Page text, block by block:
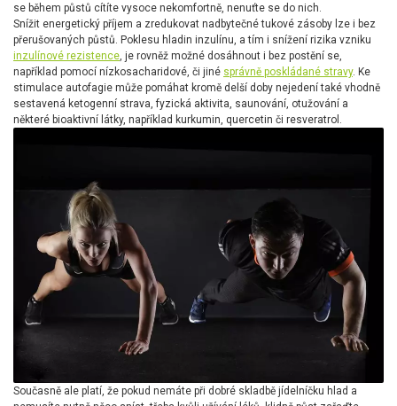
se během půstů cítíte vysoce nekomfortně, nenuťte se do nich.
Snížit energetický příjem a zredukovat nadbytečné tukové zásoby lze i bez
přerušovaných půstů. Poklesu hladin inzulínu, a tím i snížení rizika vzniku
inzulínové rezistence, je rovněž možné dosáhnout i bez postění se,
například pomocí nízkosacharidové, či jiné správně poskládané stravy. Ke
stimulace autofagie může pomáhat kromě delší doby nejedení také vhodně
sestavená ketogenní strava, fyzická aktivita, saunování, otužování a
některé bioaktivní látky, například kurkumin, quercetin či resveratrol.
Současně ale platí, že pokud nemáte při dobré skladbě jídelníčku hlad a